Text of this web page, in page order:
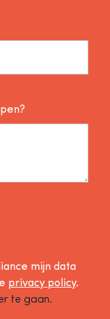
mijn data
privacy policy.
te gaan.